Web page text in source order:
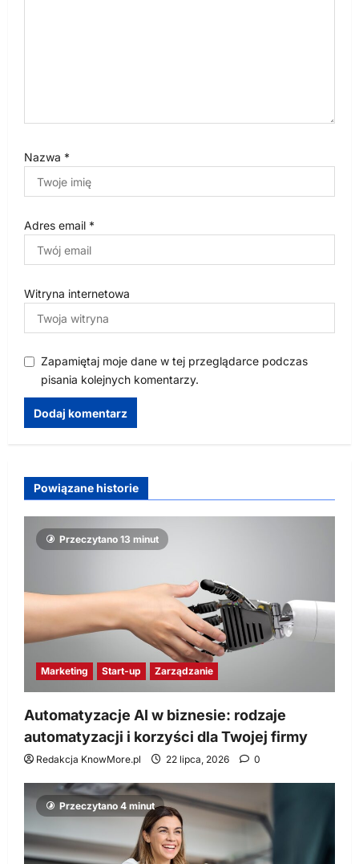
Nazwa *
Adres email *
Witryna internetowa
Zapamiętaj moje dane w tej przeglądarce podczas
pisania kolejnych komentarzy.
Powiązane historie
Przeczytano 13 minut
Marketing Start-up Zarządzanie
Automatyzacje AI w biznesie: rodzaje
automatyzacji i korzyści dla Twojej firmy
Redakcja KnowMore.pl 22 lipca, 2026 0
Przeczytano 4 minut